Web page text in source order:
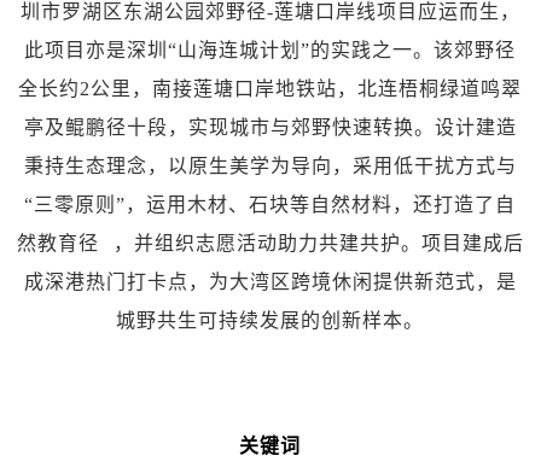
圳市罗湖区东湖公园郊野径-莲塘口岸线项目应运而生，
此项目亦是深圳“山海连城计划”的实践之一。该郊野径
全长约2公里，南接莲塘口岸地铁站，北连梧桐绿道鸣翠
亭及鲲鹏径十段，实现城市与郊野快速转换。设计建造
秉持生态理念，以原生美学为导向，采用低干扰方式与
“三零原则”，运用木材、石块等自然材料，还打造了 自
然教育径
，并组织志愿活动助力共建共护。项目建成后
成深港热门打卡点，为大湾区跨境休闲提供新范式，是
城野共生可持续发展的创新样本。
关键词